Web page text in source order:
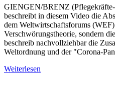
GIENGEN/BRENZ
beschreibt in diesem Video die
dem Weltwirtschaftsforums
Verschwörungstheorie, sondern
beschreib nachvollziehbar die
Weltordnung und der "Corona-
Weiterlesen